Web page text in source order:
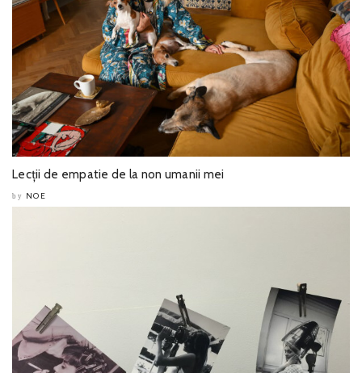
Lecții de empatie de la non umanii mei
by NOE